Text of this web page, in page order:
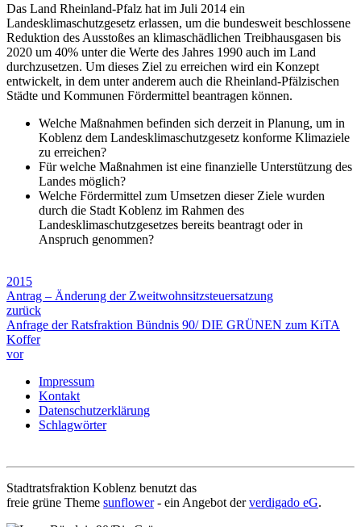
Das Land Rheinland-Pfalz hat im Juli 2014 ein
Landesklimaschutzgesetz erlassen, um die bundesweit beschlossene
Reduktion des Ausstoßes an klimaschädlichen Treibhausgasen bis
2020 um 40% unter die Werte des Jahres 1990 auch im Land
durchzusetzen. Um dieses Ziel zu erreichen wird ein Konzept
entwickelt, in dem unter anderem auch die Rheinland-Pfälzischen
Städte und Kommunen Fördermittel beantragen können.
Welche Maßnahmen befinden sich derzeit in Planung, um in
Koblenz dem Landesklimaschutzgesetz konforme Klimaziele
zu erreichen?
Für welche Maßnahmen ist eine finanzielle Unterstützung des
Landes möglich?
Welche Fördermittel zum Umsetzen dieser Ziele wurden
durch die Stadt Koblenz im Rahmen des
Landesklimaschutzgesetzes bereits beantragt oder in
Anspruch genommen?
2015
Antrag – Änderung der Zweitwohnsitzsteuersatzung
zurück
Anfrage der Ratsfraktion Bündnis 90/ DIE GRÜNEN zum KiTA
Koffer
vor
Impressum
Kontakt
Datenschutzerklärung
Schlagwörter
Stadtratsfraktion Koblenz benutzt das
freie grüne Theme sunflower‐ ein Angebot derverdigado eG.